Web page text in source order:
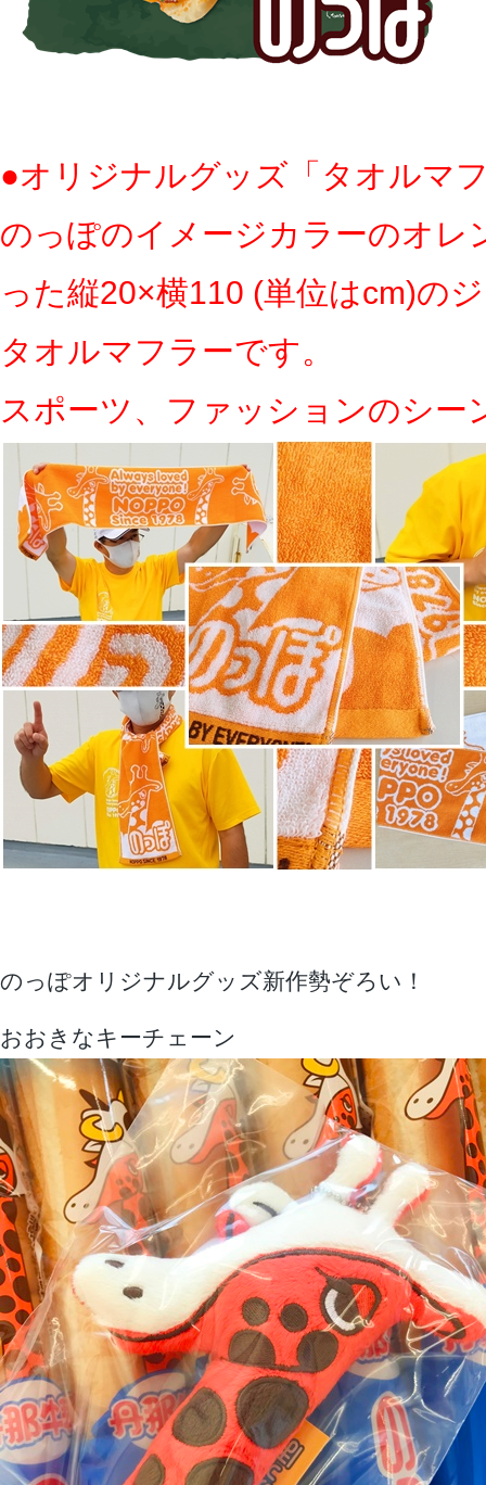
●オリジナルグッズ「タオルマ
のっぽのイメージカラーのオレ
った縦20×横110 (単位はcm)の
タオルマフラーです。
スポーツ、ファッションのシー
のっぽオリジナルグッズ新作勢ぞろい！
おおきなキーチェーン